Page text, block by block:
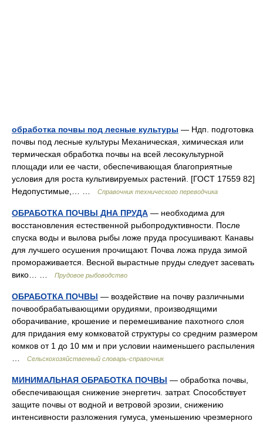
обработка почвы под лесные культуры — Ндп. подготовка
почвы под лесные культуры Механическая, химическая или
термическая обработка почвы на всей лесокультурной
площади или ее части, обеспечивающая благоприятные
условия для роста культивируемых растений. [ГОСТ 17559 82]
Недопустимые,… …
Справочник технического переводчика
ОБРАБОТКА ПОЧВЫ ДНА ПРУДА — необходима для
восстановления естественной рыбопродуктивности. После
спуска воды и вылова рыбы ложе пруда просушивают. Канавы
для лучшего осушения прочищают. Почва ложа пруда зимой
промораживается. Весной вырастные пруды следует засевать
вико… …
Прудовое рыбоводство
ОБРАБОТКА ПОЧВЫ — воздействие на почву различными
почвообрабатывающими орудиями, производящими
оборачивание, крошение и перемешивание пахотного слоя
для придания ему комковатой структуры со средним размером
комков от 1 до 10 мм и при условии наименьшего распыления
Сельскохозяйственный словарь-справочник
МИНИМАЛЬНАЯ ОБРАБОТКА ПОЧВЫ — обработка почвы,
обеспечивающая снижение энергетич. затрат. Способствует
защите почвы от водной и ветровой эрозии, снижению
интенсивности разложения гумуса, уменьшению чрезмерного